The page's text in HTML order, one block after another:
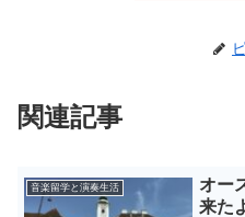
関連記事
音楽留学と演奏生活
オー
来た